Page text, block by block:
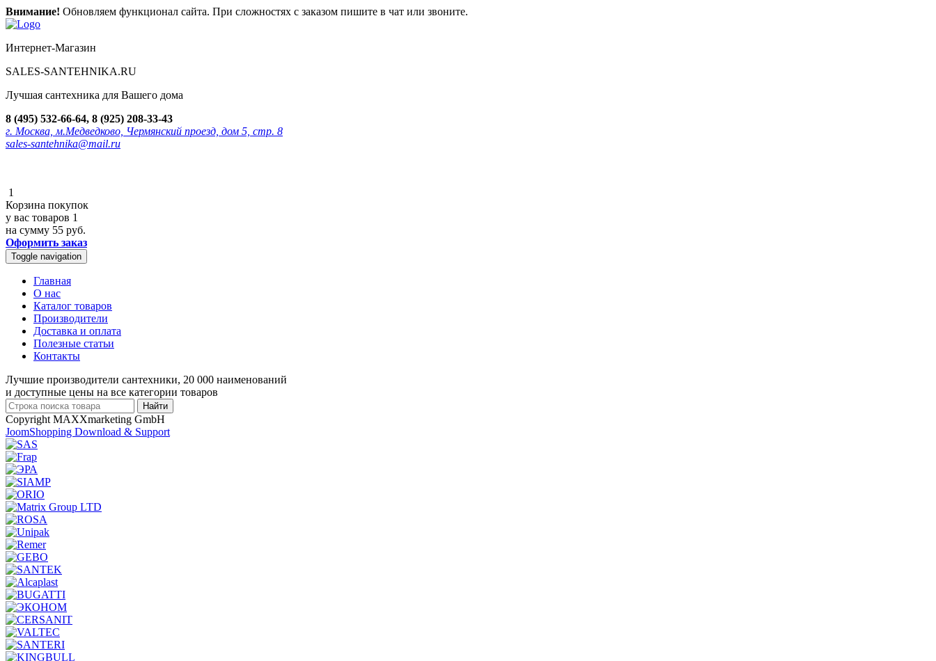
Внимание! Обновляем функционал сайта. При сложностях с заказом пишите в чат или звоните.
Интернет-Магазин
SALES-SANTEHNIKA.RU
Лучшая сантехника для Вашего дома
8 (495) 532-66-64, 8 (925) 208-33-43
г. Москва, м.Медведково, Чермянский проезд, дом 5, стр. 8
sales-santehnika@mail.ru
1
Корзина покупок
у вас товаров 1
на сумму 55 руб.
Оформить заказ
Toggle navigation
Главная
О нас
Каталог товаров
Производители
Доставка и оплата
Полезные статьи
Контакты
Лучшие производители сантехники, 20 000 наименований
и доступные цены на все категории товаров
Copyright MAXXmarketing GmbH
JoomShopping Download & Support